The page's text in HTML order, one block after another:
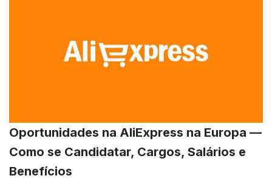
Oportunidades na AliExpress na Europa —
Como se Candidatar, Cargos, Salários e
Benefícios